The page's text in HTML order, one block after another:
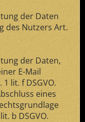
der Daten
des Nutzers Art.
der Daten,
E-Mail
lit. f DSGVO.
eines
b DSGVO.